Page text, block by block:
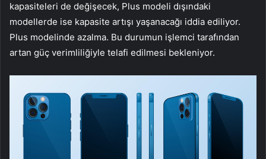
kapasiteleri de değişecek, Plus modeli dışındaki
modellerde ise kapasite artışı yaşanacağı iddia ediliyor.
Plus modelinde azalma. Bu durumun işlemci tarafından
artan güç verimliliğiyle telafi edilmesi bekleniyor.